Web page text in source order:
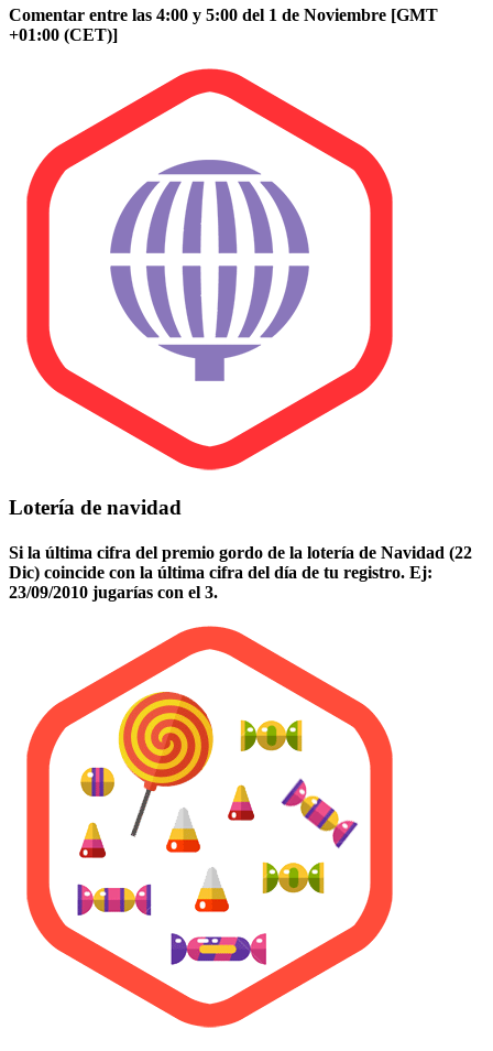
Comentar entre las 4:00 y 5:00 del 1 de Noviembre [GMT
+01:00 (CET)]
Lotería de navidad
Si la última cifra del premio gordo de la lotería de Navidad (22
Dic) coincide con la última cifra del día de tu registro. Ej:
23/09/2010 jugarías con el 3.